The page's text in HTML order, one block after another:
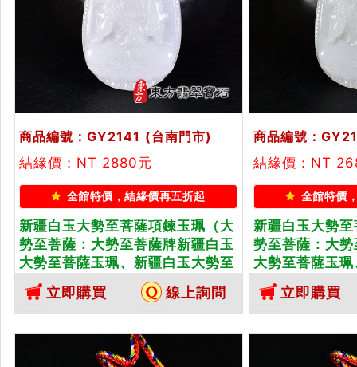
商品編號：GY2141 (台南門市)
結緣價：NT 2880元
全館特價，結緣價再五折起
新疆白玉大勢至菩薩項鍊玉珮（大
勢至菩薩：大勢至菩薩牌新疆白玉
大勢至菩薩玉珮、新疆白玉大勢至
菩薩玉墜）。新疆白玉大勢至菩薩
GY2141。客製化訂做各種新疆白
玉大勢至菩薩吊墜玉珮項鍊。★附
東方翡翠寶石保證卡
立即購買 線上詢問
商品編號：
結緣價：NT
全館特價
新疆白玉大勢
勢至菩薩：大
大勢至菩薩玉
菩薩玉墜）。
GY2137。客
玉大勢至菩薩
東方翡翠寶石保
立即購買